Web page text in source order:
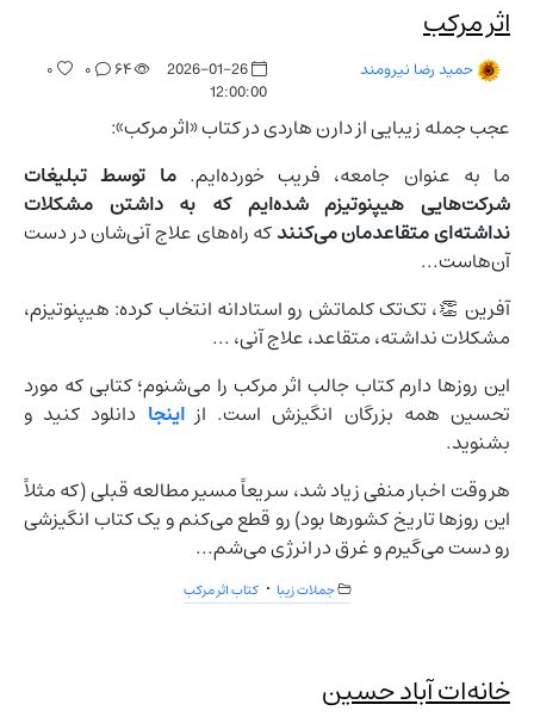
اثر مرکب
حمید رضا نیرومند
2026-01-26
12:00:00
۶۴ ۰ ۰
عجب جمله زیبایی از دارن هاردی در کتاب «اثر مرکب»:
ما به عنوان جامعه، فریب خورده‌ایم.ما توسط تبلیغات
شرکت‌هایی هیپنوتیزم شده‌ایم که به داشتن مشکلات
نداشته‌ای متقاعدمان می‌کنندکه راه‌های علاج آنی‌شان در دست
آن‌هاست...
آفرین 👏، تک‌تک کلماتش رو استادانه انتخاب کرده: هیپنوتیزم،
مشکلات نداشته، متقاعد، علاج آنی، ...
این روزها دارم کتاب جالب اثر مرکب را می‌شنوم؛ کتابی که مورد
تحسین همه بزرگان انگیزش است. ازاینجا دانلود کنید و
بشنوید.
هر وقت اخبار منفی زیاد شد، سریعاً مسیر مطالعه قبلی (که مثلاً
این روزها تاریخ کشورها بود) رو قطع می‌کنم و یک کتاب انگیزشی
رو دست می‌گیرم و غرق در انرژی می‌شم...
جملات زیبا کتاب اثر مرکب
خانه‌ات آباد حسین